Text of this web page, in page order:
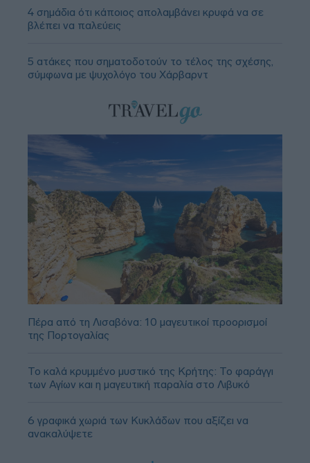
4 σημάδια ότι κάποιος απολαμβάνει κρυφά να σε
βλέπει να παλεύεις
5 ατάκες που σηματοδοτούν το τέλος της σχέσης,
σύμφωνα με ψυχολόγο του Χάρβαρντ
Πέρα από τη Λισαβόνα: 10 μαγευτικοί προορισμοί
της Πορτογαλίας
Το καλά κρυμμένο μυστικό της Κρήτης: Το φαράγγι
των Αγίων και η μαγευτική παραλία στο Λιβυκό
6 γραφικά χωριά των Κυκλάδων που αξίζει να
ανακαλύψετε